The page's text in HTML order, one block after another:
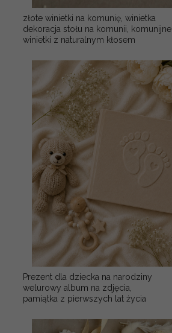
złote winietki na komunię, winietka
dekoracja stołu na komunii, komunijne
winietki z naturalnym kłosem
Prezent dla dziecka na narodziny
welurowy album na zdjęcia,
pamiątka z pierwszych lat życia